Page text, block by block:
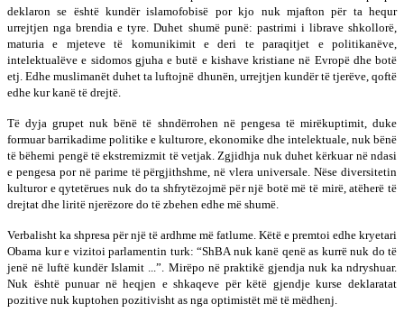
deklaron se është kundër islamofobisë por kjo nuk mjafton për ta hequr
urrejtjen nga brendia e tyre. Duhet shumë punë: pastrimi i librave shkollorë,
maturia e mjeteve të komunikimit e deri te paraqitjet e politikanëve,
intelektualëve e sidomos gjuha e butë e kishave kristiane në Evropë dhe botë
etj. Edhe muslimanët duhet ta luftojnë dhunën, urrejtjen kundër të tjerëve, qoftë
edhe kur kanë të drejtë.
Të dyja grupet nuk bënë të shndërrohen në pengesa të mirëkuptimit, duke
formuar barrikadime politike e kulturore, ekonomike dhe intelektuale, nuk bënë
të bëhemi pengë të ekstremizmit të vetjak. Zgjidhja nuk duhet kërkuar në ndasi
e pengesa por në parime të përgjithshme, në vlera universale. Nëse diversitetin
kulturor e qytetërues nuk do ta shfrytëzojmë për një botë më të mirë, atëherë të
drejtat dhe liritë njerëzore do të zbehen edhe më shumë.
Verbalisht ka shpresa për një të ardhme më fatlume. Këtë e premtoi edhe kryetari
Obama kur e vizitoi parlamentin turk: “ShBA nuk kanë qenë as kurrë nuk do të
jenë në luftë kundër Islamit ...”. Mirëpo në praktikë gjendja nuk ka ndryshuar.
Nuk është punuar në heqjen e shkaqeve për këtë gjendje kurse deklaratat
pozitive nuk kuptohen pozitivisht as nga optimistët më të mëdhenj.